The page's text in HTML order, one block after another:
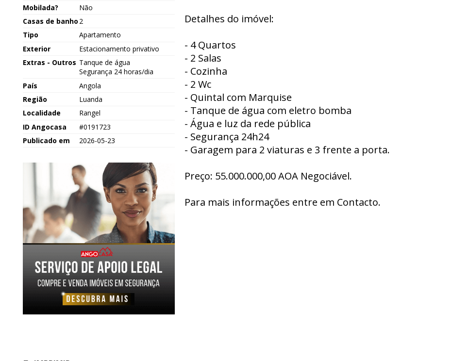
Mobilada?
Não
Casas de banho 2
Tipo
Apartamento
Exterior
Estacionamento privativo
Extras - Outros Tanque de água
Segurança 24 horas/dia
País
Angola
Região
Luanda
Localidade
Rangel
ID Angocasa
#0191723
Publicado em
2026-05-23
Detalhes do imóvel:
- 4 Quartos
- 2 Salas
- Cozinha
- 2 Wc
- Quintal com Marquise
- Tanque de água com eletro bomba
- Água e luz da rede pública
- Segurança 24h24
- Garagem para 2 viaturas e 3 frente a porta.
Preço: 55.000.000,00 AOA Negociável.
Para mais informações entre em Contacto.